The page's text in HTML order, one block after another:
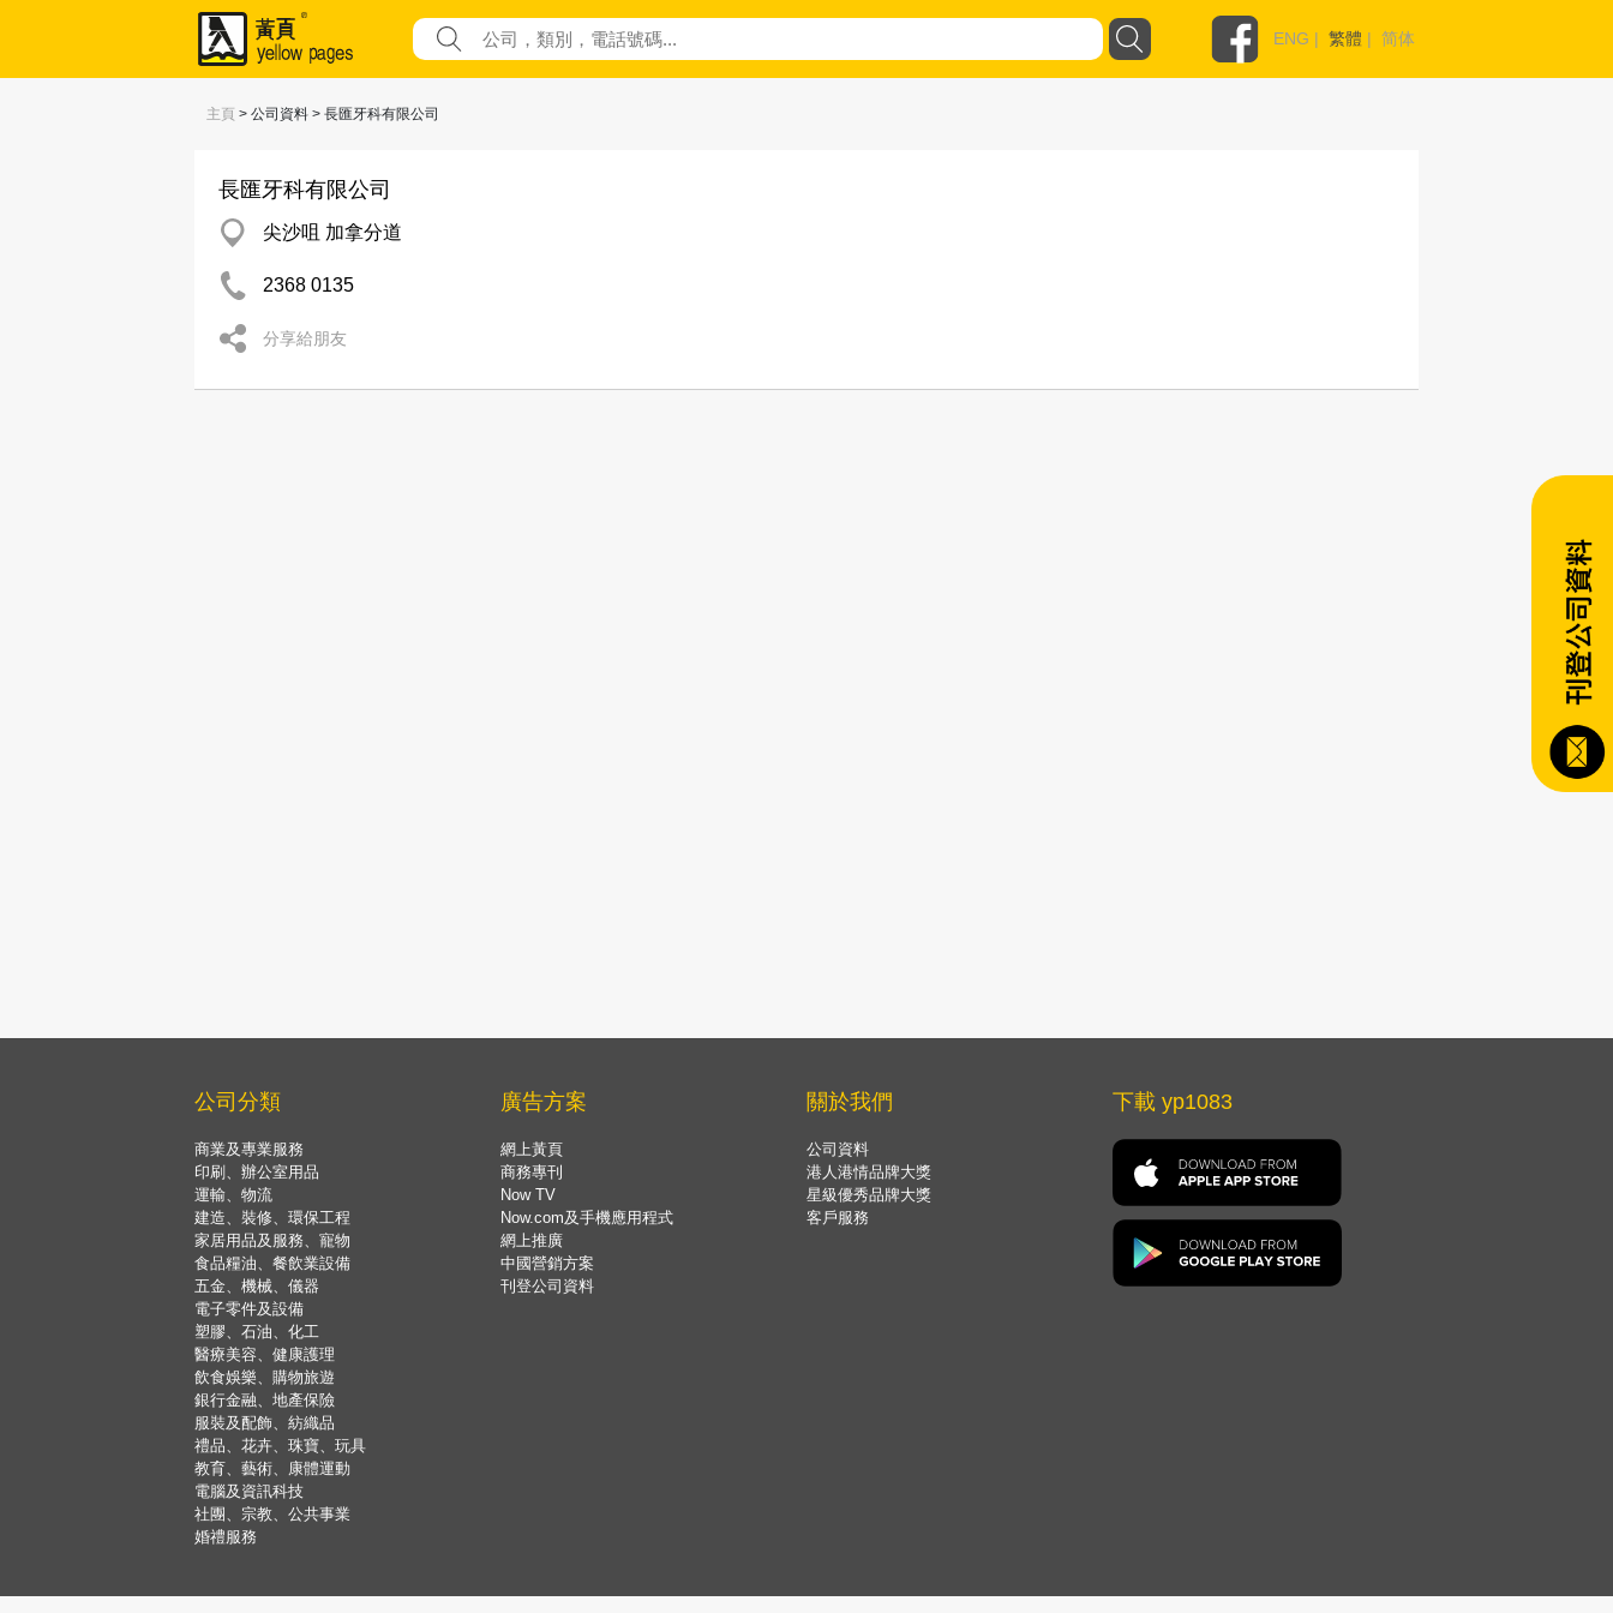
ENG | 繁體 | 简体
主頁 > 公司資料 > 長匯牙科有限公司
長匯牙科有限公司
尖沙咀 加拿分道
2368 0135
分享給朋友
公司分類
商業及專業服務
印刷、辦公室用品
運輸、物流
建造、裝修、環保工程
家居用品及服務、寵物
食品糧油、餐飲業設備
五金、機械、儀器
電子零件及設備
塑膠、石油、化工
醫療美容、健康護理
飲食娛樂、購物旅遊
銀行金融、地產保險
服裝及配飾、紡織品
禮品、花卉、珠寶、玩具
教育、藝術、康體運動
電腦及資訊科技
社團、宗教、公共事業
婚禮服務
廣告方案
網上黃頁
商務專刊
Now TV
Now.com及手機應用程式
網上推廣
中國營銷方案
刊登公司資料
關於我們
公司資料
港人港情品牌大獎
星級優秀品牌大獎
客戶服務
下載 yp1083